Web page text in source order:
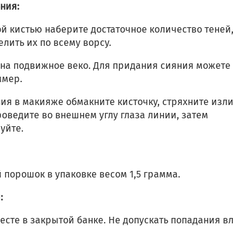
кистью наберите достаточное количество
их по всему ворсу.
на подвижное веко. Для придания сияния можете
в макияже обмакните кисточку, стряхните
во внешнем углу глаза линии, затем
в упаковке весом 1,5 грамма.
в закрытой банке. Не допускать попадания